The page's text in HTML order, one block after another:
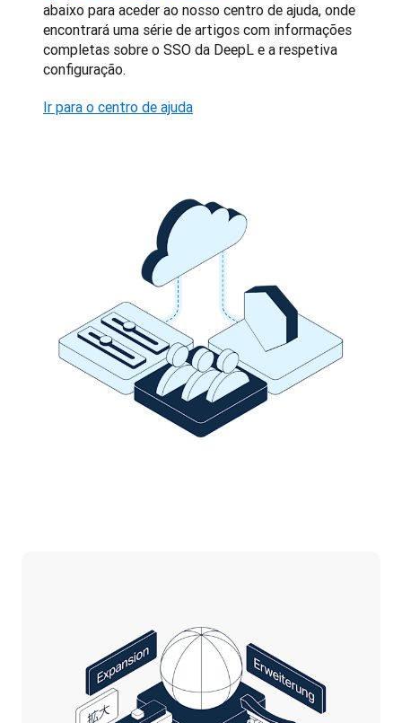
abaixo para aceder ao nosso centro de ajuda, onde
encontrará uma série de artigos com informações
completas sobre o SSO da DeepL e a respetiva
configuração.
Ir para o centro de ajuda